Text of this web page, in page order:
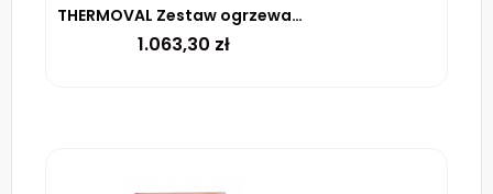
THERMOVAL Zestaw ogrzewania podłogowego – mata TV TO 8m² 170W/m² regulator TT 16 biały
1.063,30 zł